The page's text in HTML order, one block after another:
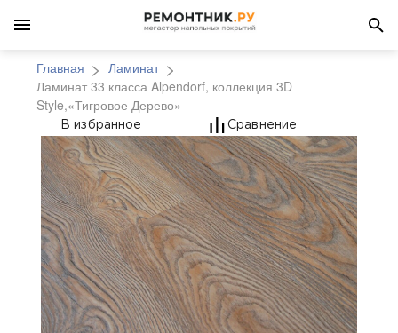
Главная
Ламинат
Ламинат 33 класса Alpendorf, коллекция 3D
Style,«Тигровое Дерево»
Ламинат 33 класса
В избранное Сравнение